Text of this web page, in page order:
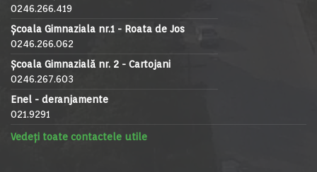
0246.266.419
Școala Gimnaziala nr.1 - Roata de Jos
0246.266.062
Școala Gimnazială nr. 2 - Cartojani
0246.267.603
Enel - deranjamente
021.9291
Vedeți toate contactele utile